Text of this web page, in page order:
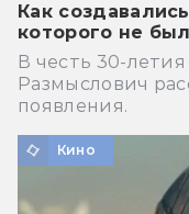
Как
которого не
В честь 30-
Размыслович
появления.
Кино